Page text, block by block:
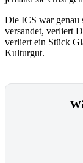
Die ICS war genau
versandet, verliert
verliert ein Stück
Kulturgut.